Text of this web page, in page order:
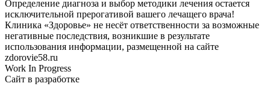
Определение диагноза и выбор методики лечения остается
исключительной прерогативой вашего лечащего врача!
Клиника «Здоровье» не несёт ответственности за возможные
негативные последствия, возникшие в результате
использования информации, размещенной на сайте
zdorovie58.ru
Work In Progress
Сайт в разработке